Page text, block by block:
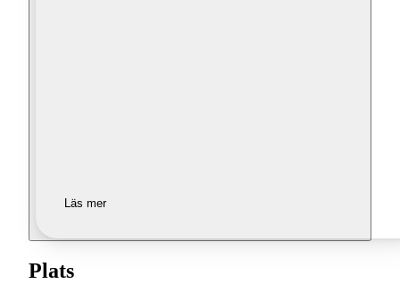
Läs mer
Plats